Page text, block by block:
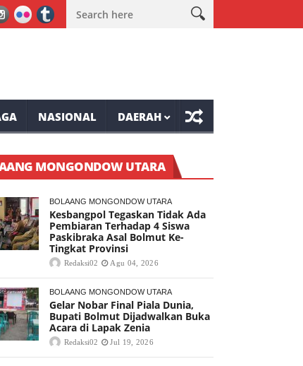
Raya Hukum Tua Kanonang Lima, Dukung Penuh
NASIONAL DAERAH
MONGONDOW UTARA
BOLAANG MONGONDOW UTARA
Kesbangpol Tegaskan Tidak Ada
Pembiaran Terhadap 4 Siswa
Paskibraka Asal Bolmut Ke-
Tingkat Provinsi
Redaksi02 Agu 04, 2026
BOLAANG MONGONDOW UTARA
Gelar Nobar Final Piala Dunia,
Bupati Bolmut Dijadwalkan Buka
Acara di Lapak Zenia
Redaksi02 Jul 19, 2026